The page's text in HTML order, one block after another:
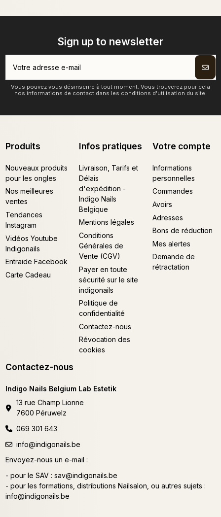
Sign up to newsletter
Vous pouvez vous désinscrire à tout moment. Vous trouverez pour cela
nos informations de contact dans les conditions d'utilisation du site.
Produits
Nouveaux produits
pour les ongles
Nos meilleures
ventes
Tendances
Instagram
Vidéos Youtube
Indigonails
Entraide Facebook
Carte Cadeau
Infos pratiques
Livraison, Tarifs et
Délais
d'expédition -
Indigo Nails
Belgique
Mentions légales
Conditions
Générales de
Vente (CGV)
Payer en toute
sécurité sur le site
indigonails
Politique de
confidentialité
Contactez-nous
Révocation des
cookies
Votre compte
Informations
personnelles
Commandes
Avoirs
Adresses
Bons de réduction
Mes alertes
Demande de
rétractation
Contactez-nous
Indigo Nails Belgium Lab Estetik
13 rue Champ Lionne
7600 Péruwelz
069 301 643
info@indigonails.be
Envoyez-nous un e-mail :
- pour le SAV : sav@indigonails.be
- pour les formations, distributions Nailsalon, ou autres sujets :
info@indigonails.be